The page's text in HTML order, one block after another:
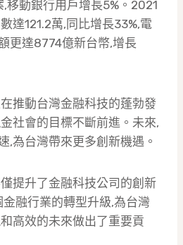
移動銀行用戶增長5%。2021
達121.2萬,同比增長33%,電
更達8774億新台幣,增長
推動台灣金融科技的蓬勃發
社會的目標不斷前進。未來,
,為台灣帶來更多創新機遇。
僅提升了金融科技公司的創新
融行業的轉型升級,為台灣
高效的未來做出了重要貢